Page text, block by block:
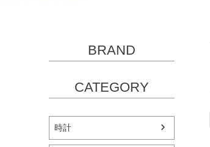
BRAND
CATEGORY
時計